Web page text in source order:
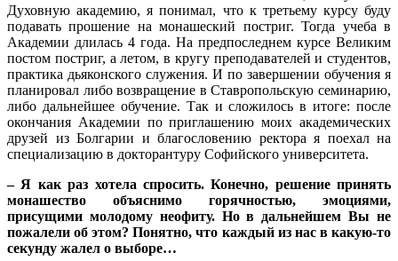
Духовную академию, я понимал, что к третьему курсу буду
подавать прошение на монашеский постриг. Тогда учеба в
Академии длилась 4 года. На предпоследнем курсе Великим
постом постриг, а летом, в кругу преподавателей и студентов,
практика дьяконского служения. И по завершении обучения я
планировал либо возвращение в Ставропольскую семинарию,
либо дальнейшее обучение. Так и сложилось в итоге: после
окончания Академии по приглашению моих академических
друзей из Болгарии и благословению ректора я поехал на
специализацию в докторантуру Софийского университета.
– Я как раз хотела спросить. Конечно, решение принять
монашество объяснимо горячностью, эмоциями,
присущими молодому неофиту. Но в дальнейшем Вы не
пожалели об этом? Понятно, что каждый из нас в какую-то
секунду жалел о выборе…